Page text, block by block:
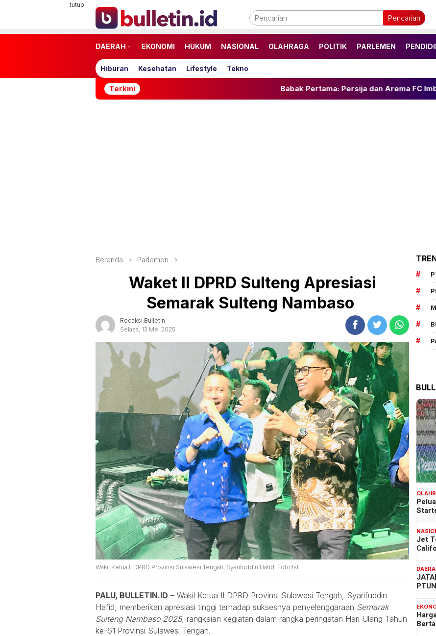
tutup
Pencarian
DAERAH EKONOMI HUKUM NASIONAL OLAHRAGA POLITIK PARLEMEN
Hiburan Kesehatan Lifestyle Tekno
Terkini Babak Pertama: Persija dan Arema FC Imbang 1-1 di
Beranda Parlemen
Waket II DPRD Sulteng Apresiasi
Semarak Sulteng Nambaso
Redaksi Bulletin
Selasa, 13 Mei 2025
Wakil Ketua II DPRD Provinsi Sulawesi Tengah, Syarifuddin Hafid, Foto:Ist
PALU, BULLETIN.ID – Wakil Ketua II DPRD Provinsi Sulawesi Tengah, Syarifuddin
Hafid, memberikan apresiasi tinggi terhadap suksesnya penyelenggaraan Semarak
Sulteng Nambaso 2025, rangkaian kegiatan dalam rangka peringatan Hari Ulang Tahun
ke-61 Provinsi Sulawesi Tengah.
Jet